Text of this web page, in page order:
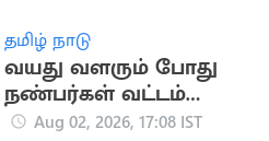
தமிழ் நாடு
வயது வளரும் போது
நண்பர்கள் வட்டம்
சுருங்குவது ஏன்?
Aug 02, 2026, 17:08 IST